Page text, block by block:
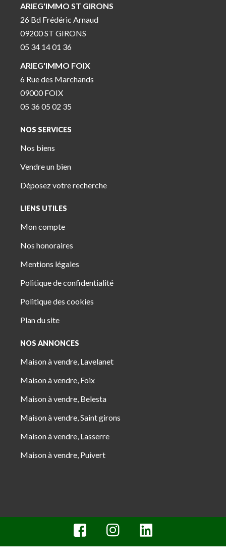
ARIEG'IMMO ST GIRONS
26 Bd Frédéric Arnaud
09200 ST GIRONS
05 34 14 01 36
ARIEG'IMMO FOIX
6 Rue des Marchands
09000 FOIX
05 36 05 02 35
NOS SERVICES
Nos biens
Vendre un bien
Déposez votre recherche
LIENS UTILES
Mon compte
Nos honoraires
Mentions légales
Politique de confidentialité
Politique des cookies
Plan du site
NOS ANNONCES
Maison à vendre, Lavelanet
Maison à vendre, Foix
Maison à vendre, Belesta
Maison à vendre, Saint girons
Maison à vendre, Lasserre
Maison à vendre, Puivert